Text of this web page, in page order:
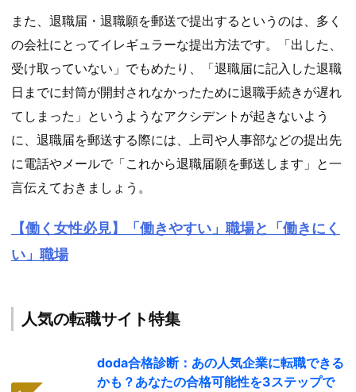
また、退職届・退職願を郵送で提出するというのは、多く
の会社にとってイレギュラーな提出方法です。「出した、
受け取っていない」でもめたり、「退職届に記入した退職
日までに封筒が開封されなかったために退職手続きが遅れ
てしまった」というようなアクシデントが起きないよう
に、退職届を郵送する際には、上司や人事部などの提出先
に電話やメールで「これから退職届願を郵送します」と一
言伝えておきましょう。
【働く女性必見】「働きやすい」職場と「働きにく
い」職場
人気の転職サイト特集
doda合格診断：あの人気企業に転職できる
かも？あなたの合格可能性を3ステップで